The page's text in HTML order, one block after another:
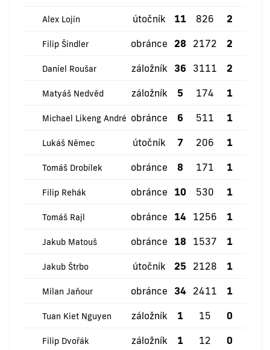
Alex Lojín útočník 11 826 2
Filip Šindler obránce 28 2172 2
Daniel Roušar záložník 36 3111 2
Matyáš Nedvěd záložník 5 174 1
Michael Likeng André obránce 6 511 1
Lukáš Němec útočník 7 206 1
Tomáš Drobílek obránce 8 171 1
Filip Rehák obránce 10 530 1
Tomáš Rajl obránce 14 1256 1
Jakub Matouš obránce 18 1537 1
Jakub Štrbo útočník 25 2128 1
Milan Jaňour obránce 34 2411 1
Tuan Kiet Nguyen záložník 1 15 0
Filip Dvořák záložník 1 12 0